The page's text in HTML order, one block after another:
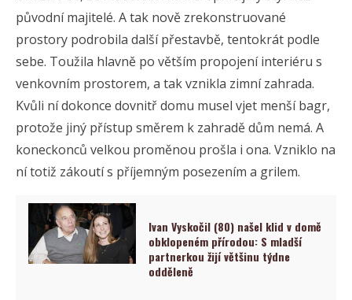
původní majitelé. A tak nově zrekonstruované
prostory podrobila další přestavbě, tentokrát podle
sebe. Toužila hlavně po větším propojení interiéru s
venkovním prostorem, a tak vznikla zimní zahrada.
Kvůli ní dokonce dovnitř domu musel vjet menší bagr,
protože jiný přístup směrem k zahradě dům nemá. A
koneckonců velkou proměnou prošla i ona. Vzniklo na
ní totiž zákoutí s příjemným posezením a grilem.
Ivan Vyskočil (80) našel klid v domě
obklopeném přírodou: S mladší
partnerkou žijí většinu týdne
odděleně